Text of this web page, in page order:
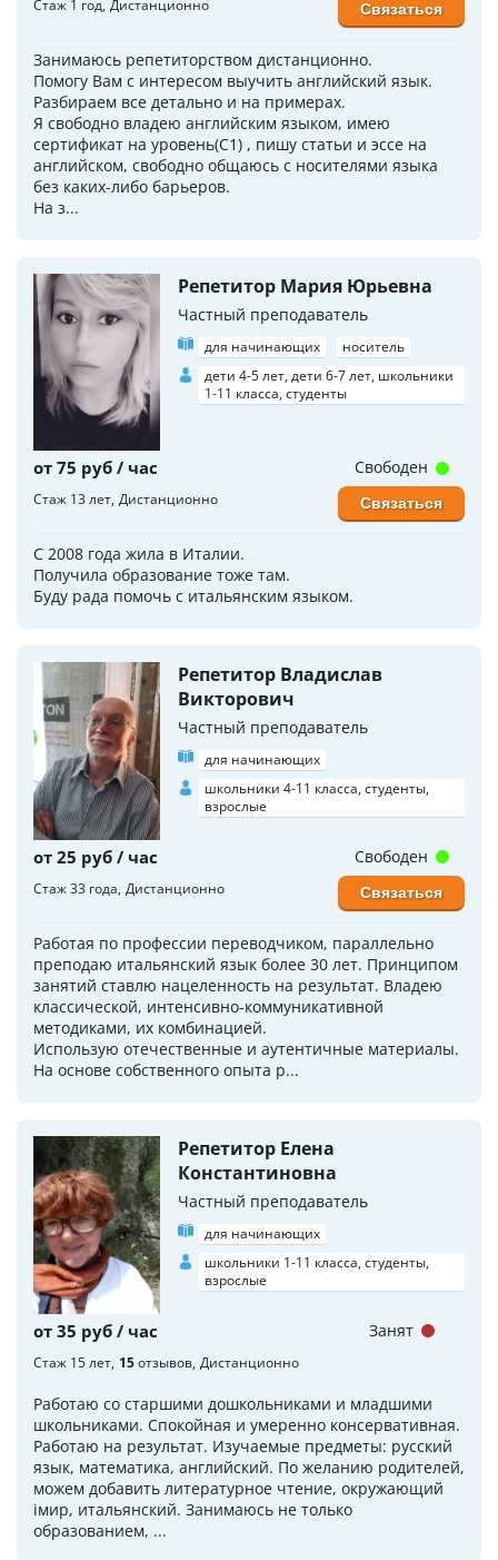
Стаж 1 год Дистанционно
Занимаюсь репетиторством дистанционно.
Помогу Вам с интересом выучить английский язык.
Разбираем все детально и на примерах.
Я свободно владею английским языком, имею
сертификат на уровень(C1) , пишу статьи и эссе на
английском, свободно общаюсь с носителями языка
без каких-либо барьеров.
На з...
Связаться
Репетитор Мария Юрьевна
Частный преподаватель
для начинающих
носитель
дети 4-5 лет, дети 6-7 лет, школьники
1-11 класса, студенты
от 75 руб / час
Стаж 13 лет Дистанционно
С 2008 года жила в Италии.
Получила образование тоже там.
Буду рада помочь с итальянским языком.
Свободен
Связаться
Репетитор Владислав
Викторович
Частный преподаватель
для начинающих
школьники 4-11 класса, студенты,
взрослые
от 25 руб / час
Стаж 33 года Дистанционно
Работая по профессии переводчиком, параллельно
преподаю итальянский язык более 30 лет. Принципом
занятий ставлю нацеленность на результат. Владею
классической, интенсивно-коммуникативной
методиками, их комбинацией.
Использую отечественные и аутентичные материалы.
На основе собственного опыта р...
Свободен
Связаться
Репетитор Елена
Константиновна
Частный преподаватель
для начинающих
школьники 1-11 класса, студенты,
взрослые
от 35 руб / час
Стаж 15 лет 15отзывов Дистанционно
Работаю со старшими дошкольниками и младшими
школьниками. Спокойная и умеренно консервативная.
Работаю на результат. Изучаемые предметы: русский
язык, математика, английский. По желанию родителей,
можем добавить литературное чтение, окружающий
iмир, итальянский. Занимаюсь не только
образованием, ...
Занят